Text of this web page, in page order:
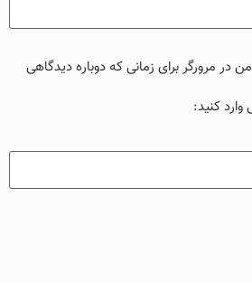
در مرورگر برای زمانی که دوباره دیدگاهی
کنید: